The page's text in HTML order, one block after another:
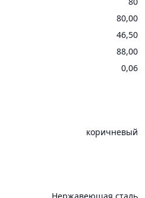
80,00
46,50
88,00
0,06
коричневый
Нержавеющая сталь